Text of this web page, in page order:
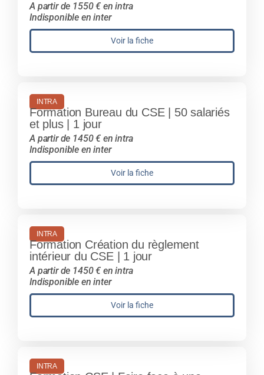
A partir de 1550 € en intra
Indisponible en inter
Voir la fiche
INTRA
Formation Bureau du CSE | 50 salariés
et plus | 1 jour
A partir de 1450 € en intra
Indisponible en inter
Voir la fiche
INTRA
Formation Création du règlement
intérieur du CSE | 1 jour
A partir de 1450 € en intra
Indisponible en inter
Voir la fiche
INTRA